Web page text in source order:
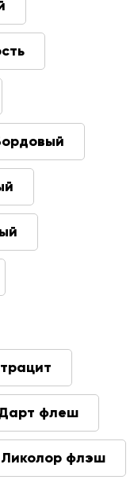
флеш
Ликолор флэш